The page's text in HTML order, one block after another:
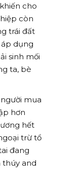
cho
còn
trái đất
dụng
sinh mối
ta, bè
mua
hơn
hết
trừ tổ
đang
thúy and